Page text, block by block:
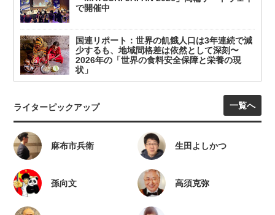
で開催中
国連リポート：世界の飢餓人口は3年連続で減
少するも、地域間格差は依然として深刻〜
2026年の「世界の食料安全保障と栄養の現
状」
ライターピックアップ 一覧へ
麻布市兵衛 生田よしかつ
孫向文 高須克弥